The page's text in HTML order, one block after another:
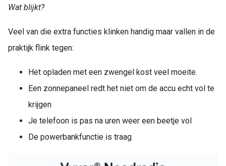
Wat blijkt?
Veel van die extra functies klinken handig maar vallen in de
praktijk flink tegen:
Het opladen met een zwengel kost veel moeite.
Een zonnepaneel redt het niet om de accu echt vol te
krijgen
Je telefoon is pas na uren weer een beetje vol
De powerbankfunctie is traag